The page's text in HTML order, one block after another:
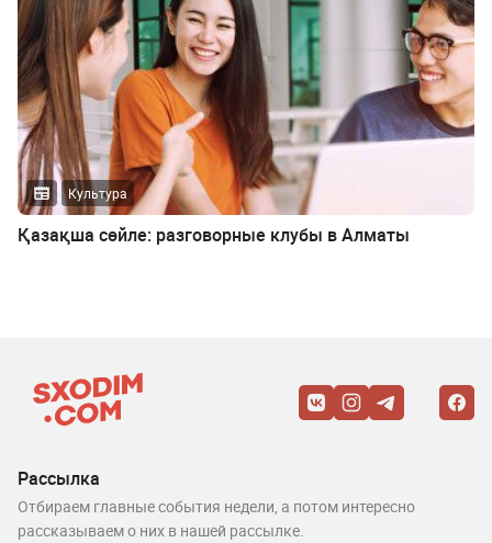
Культура
Қазақша сөйле: разговорные клубы в Алматы
Рассылка
Отбираем главные события недели, а потом интересно
рассказываем о них в нашей рассылке.